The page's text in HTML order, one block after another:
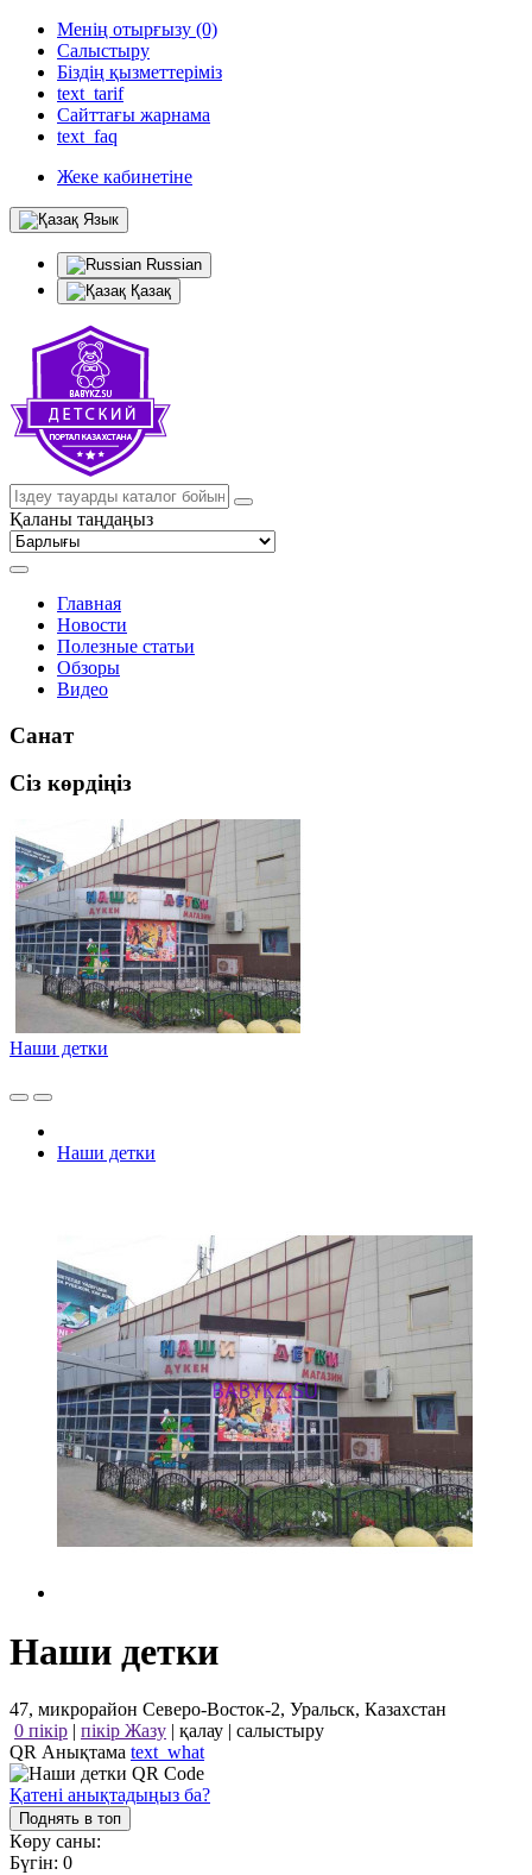
Менің отырғызу (0)
Салыстыру
Біздің қызметтеріміз
text_tarif
Сайттағы жарнама
text_faq
Жеке кабинетіне
Язык
Russian
Қазақ
Қаланы таңдаңыз
Главная
Новости
Полезные статьи
Обзоры
Видео
Санат
Сіз көрдіңіз
Наши детки
Наши детки
Наши детки
47, микрорайон Северо-Восток-2, Уральск, Казахстан
0 пікір | пікір Жазу | қалау | салыстыру
QR Анықтама text_what
Қатені анықтадыңыз ба?
Поднять в топ
Көру саны:
Бүгін: 0